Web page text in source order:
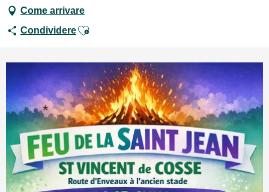
Come arrivare
CondividereAjouter aux favoris